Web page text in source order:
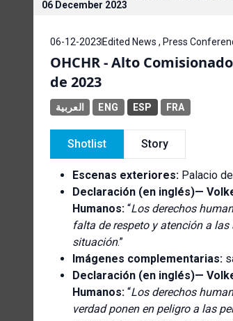
06 December 2023
06-12-2023 Edited News , Press
OHCHR - Alto
de 2023
العربية ENG ESP FRA
Shotlist Story
Escenas exteriores: Palacio
Declaración (en inglés)—
Humanos: “Los derechos
falta de respeto y atención a
situación.”
Imágenes complementarias:
Declaración (en inglés)—
Humanos: “Los derechos
verdad ponen en peligro a las